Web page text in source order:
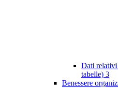
Dati relativi
tabelle) 3
Benessere